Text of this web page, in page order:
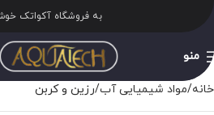
به فروشگاه آکواتک
منو
خانه مواد شیمیایی آب رزین و کربن